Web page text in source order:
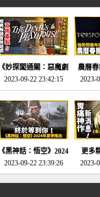
《妙探闖通關：惡魔劇
場》將推出「重製
」!!!今年就能玩到!!-
電玩宅速配20230124
2023-09-22 23:42:15
農曆
SE社
動作角
電玩宅
2023-
《黑神話：悟空》2024
年夏季推出！確定不會
延期齁？-電玩宅速配
2023-09-22 23:39:26
更多
《來
金鄉
2023-